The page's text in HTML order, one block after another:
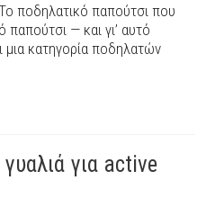
ποδηλατικό παπούτσι που
παπούτσι — και γι’ αυτό
μια κατηγορία ποδηλατών
για active